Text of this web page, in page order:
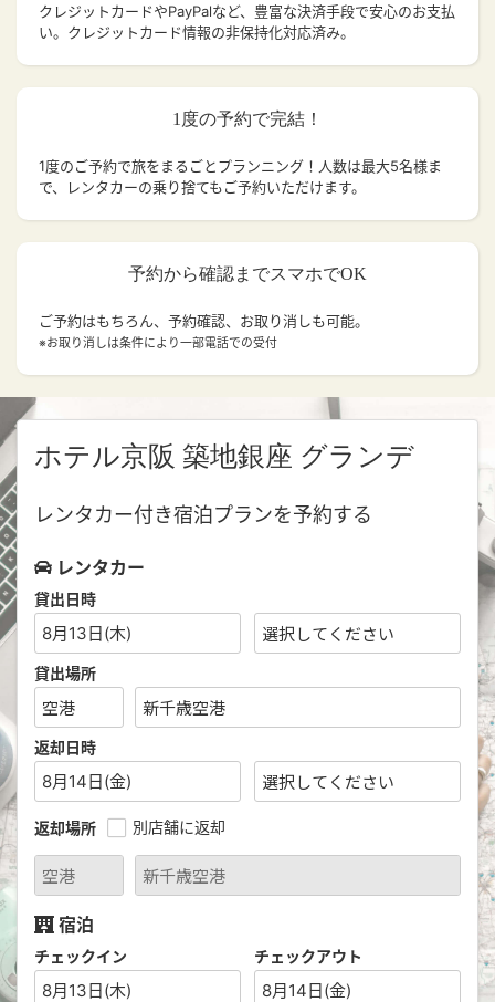
クレジットカードやPayPalなど、豊富な決済手段で安心のお支払
い。クレジットカード情報の非保持化対応済み。
1度の予約で完結！
1度のご予約で旅をまるごとプランニング！人数は最大5名様ま
で、レンタカーの乗り捨てもご予約いただけます。
予約から確認までスマホでOK
ご予約はもちろん、予約確認、お取り消しも可能。
※お取り消しは条件により一部電話での受付
ホテル京阪 築地銀座 グランデ
レンタカー付き宿泊プランを予約する
レンタカー
貸出日時
8月13日(木)
貸出場所
返却日時
8月14日(金)
返却場所 別店舗に返却
宿泊
チェックイン
8月13日(木)
チェックアウト
8月14日(金)